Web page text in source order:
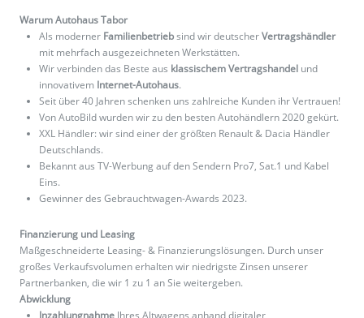
Warum Autohaus Tabor
Als moderner Familienbetriebsind wir deutscherVertragshändler
mit mehrfach ausgezeichneten Werkstätten.
Wir verbinden das Beste aus klassischem Vertragshandel und
innovativem Internet-Autohaus.
Seit über 40 Jahren schenken uns zahlreiche Kunden ihr Vertrauen!
Von AutoBild wurden wir zu den besten Autohändlern 2020 gekürt.
XXL Händler: wir sind einer der größten Renault & Dacia Händler
Deutschlands.
Bekannt aus TV-Werbung auf den Sendern Pro7, Sat.1 und Kabel
Eins.
Gewinner des Gebrauchtwagen-Awards 2023.
Finanzierung und Leasing
Maßgeschneiderte Leasing- & Finanzierungslösungen. Durch unser
großes Verkaufsvolumen erhalten wir niedrigste Zinsen unserer
Partnerbanken, die wir 1 zu 1 an Sie weitergeben.
Abwicklung